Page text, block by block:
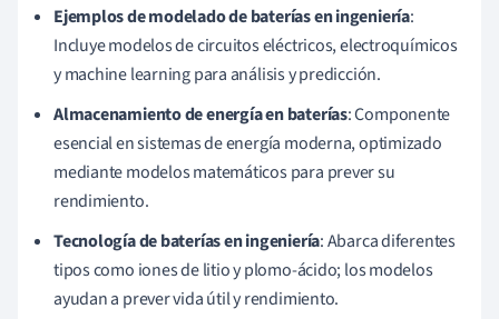
Ejemplos de modelado de baterías en ingeniería:
Incluye modelos de circuitos eléctricos, electroquímicos
y machine learning para análisis y predicción.
Almacenamiento de energía en baterías: Componente
esencial en sistemas de energía moderna, optimizado
mediante modelos matemáticos para prever su
rendimiento.
Tecnología de baterías en ingeniería: Abarca diferentes
tipos como iones de litio y plomo-ácido; los modelos
ayudan a prever vida útil y rendimiento.